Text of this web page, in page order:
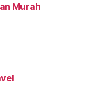
Murah